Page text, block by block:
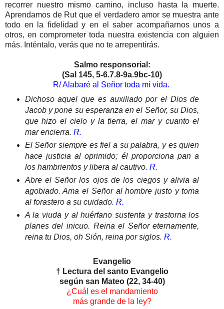
recorrer nuestro mismo camino, incluso hasta la muerte.
Aprendamos de Rut que el verdadero amor se muestra ante
todo en la fidelidad y en el saber acompañarnos unos a
otros, en comprometer toda nuestra existencia con alguien
más. Inténtalo, verás que no te arrepentirás.
Salmo responsorial:
(Sal 145, 5-6.7.8-9a.9bc-10)
R/ Alabaré al Señor toda mi vida.
Dichoso aquel que es auxiliado por el Dios de
Jacob y pone su esperanza en el Señor, su Dios,
que hizo el cielo y la tierra, el mar y cuanto el
mar encierra. R.
El Señor siempre es fiel a su palabra, y es quien
hace justicia al oprimido; él proporciona pan a
los hambrientos y libera al cautivo. R.
Abre el Señor los ojos de los ciegos y alivia al
agobiado. Ama el Señor al hombre justo y toma
al forastero a su cuidado. R.
A la viuda y al huérfano sustenta y trastorna los
planes del inicuo. Reina el Señor eternamente,
reina tu Dios, oh Sión, reina por siglos. R.
Evangelio
† Lectura del santo Evangelio
según san Mateo (22, 34-40)
¿Cuál es el mandamiento
más grande de la ley?